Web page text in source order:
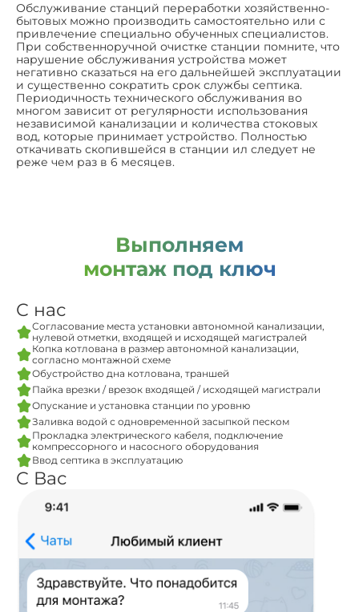
Обслуживание станций переработки хозяйственно-
бытовых можно производить самостоятельно или с
привлечение специально обученных специалистов.
При собственноручной очистке станции помните, что
нарушение обслуживания устройства может
негативно сказаться на его дальнейшей эксплуатации
и существенно сократить срок службы септика.
Периодичность технического обслуживания во
многом зависит от регулярности использования
независимой канализации и количества стоковых
вод, которые принимает устройство. Полностью
откачивать скопившейся в станции ил следует не
реже чем раз в 6 месяцев.
Выполняем
монтаж под ключ
С нас
Согласование места установки автономной канализации,
нулевой отметки, входящей и исходящей магистралей
Копка котлована в размер автономной канализации,
согласно монтажной схеме
Обустройство дна котлована, траншей
Пайка врезки / врезок входящей / исходящей магистрали
Опускание и установка станции по уровню
Заливка водой с одновременной засыпкой песком
Прокладка электрического кабеля, подключение
компрессорного и насосного оборудования
Ввод септика в эксплуатацию
С Вас